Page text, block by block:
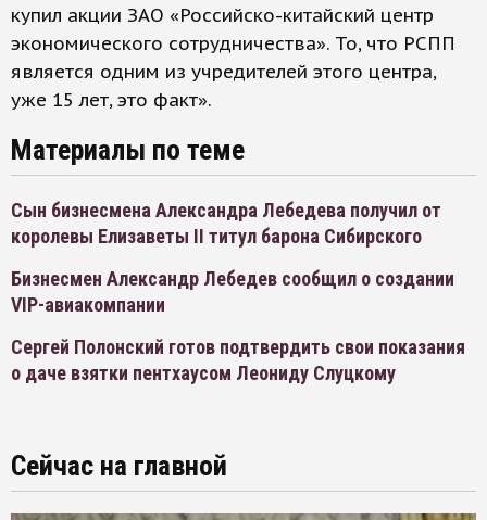
купил акции ЗАО «Российско-китайский центр
экономического сотрудничества». То, что РСПП
является одним из учредителей этого центра,
уже 15 лет, это факт».
Материалы по теме
Сын бизнесмена Александра Лебедева получил от
королевы Елизаветы II титул барона Сибирского
Бизнесмен Александр Лебедев сообщил о создании
VIP-авиакомпании
Сергей Полонский готов подтвердить свои показания
о даче взятки пентхаусом Леониду Слуцкому
Сейчас на главной